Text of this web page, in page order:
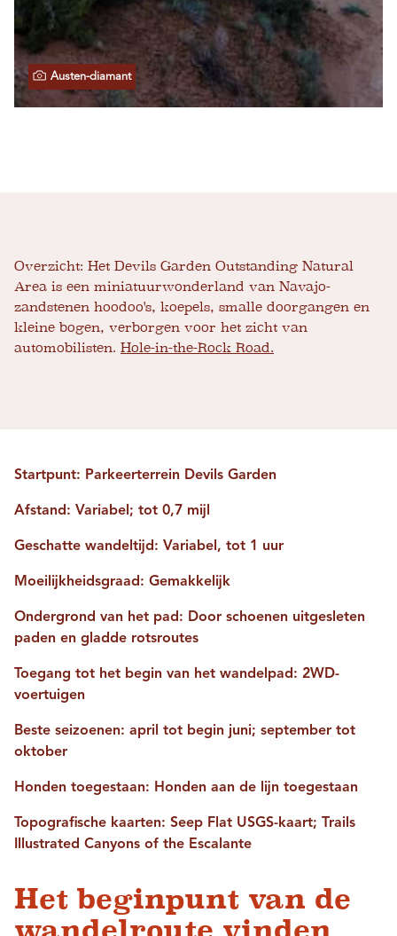
Austen-diamant
Overzicht: Het Devils Garden Outstanding Natural
Area is een miniatuurwonderland van Navajo-
zandstenen hoodoo's, koepels, smalle doorgangen en
kleine bogen, verborgen voor het zicht van
automobilisten. Hole-in-the-Rock Road.
Startpunt: Parkeerterrein Devils Garden
Afstand: Variabel; tot 0,7 mijl
Geschatte wandeltijd: Variabel, tot 1 uur
Moeilijkheidsgraad: Gemakkelijk
Ondergrond van het pad: Door schoenen uitgesleten
paden en gladde rotsroutes
Toegang tot het begin van het wandelpad: 2WD-
voertuigen
Beste seizoenen: april tot begin juni; september tot
oktober
Honden toegestaan: Honden aan de lijn toegestaan
Topografische kaarten: Seep Flat USGS-kaart; Trails
Illustrated Canyons of the Escalante
Het beginpunt van de